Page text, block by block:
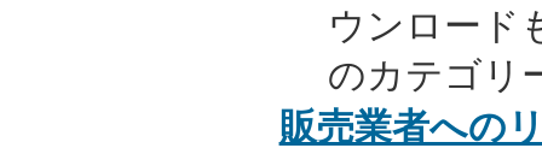
ウンロード
のカテゴリ
販売業者への